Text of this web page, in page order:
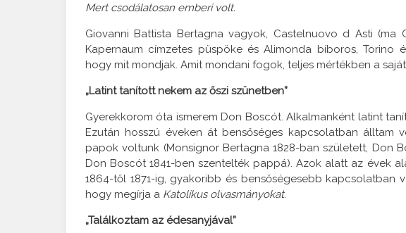
Mert csodálatosan emberi volt.
Giovanni Battista Bertagna vagyok, Castelnuovo d Asti
Kapernaum címzetes püspöke és Alimonda bíboros, Torino
hogy mit mondjak. Amit mondani fogok, teljes mértékben a
„Latint tanított nekem az őszi szünetben”
Gyerekkorom óta ismerem Don Boscót. Alkalmanként latint
Ezután hosszú éveken át bensőséges kapcsolatban álltam
papok voltunk (Monsignor Bertagna 1828-ban született, Don
Don Boscót 1841-ben szentelték pappá). Azok alatt az évek
1864-től 1871-ig, gyakoribb és bensőségesebb kapcsolatban
hogy megírja a Katolikus olvasmányokat.
„Találkoztam az édesanyjával”